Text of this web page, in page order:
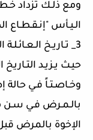
ومع ذلـك تزداد
الـيـأس "إنـقـطـاع
3_ تـاريـخ الـعـائـلـة الـمـرضـي:
حيـث يـزيـد التـاريخ
وخـاصـتـاً فـي حالة
بالـمـرض فـي سـن
الإخوة بالمرض قبل